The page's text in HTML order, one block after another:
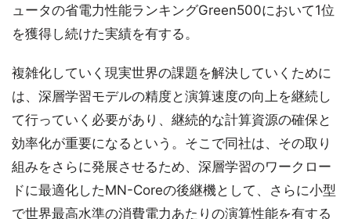
ュータの省電力性能ランキングGreen500において1位
を獲得し続けた実績を有する。
複雑化していく現実世界の課題を解決していくために
は、深層学習モデルの精度と演算速度の向上を継続し
て行っていく必要があり、継続的な計算資源の確保と
効率化が重要になるという。そこで同社は、その取り
組みをさらに発展させるため、深層学習のワークロー
ドに最適化したMN-Coreの後継機として、さらに小型
で世界最高水準の消費電力あたりの演算性能を有する